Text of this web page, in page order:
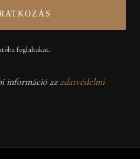
foglaltakat.
információ az adatvédelmi